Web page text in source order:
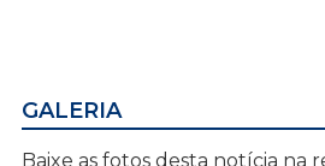
GALERIA
Baixe as fotos desta notícia na